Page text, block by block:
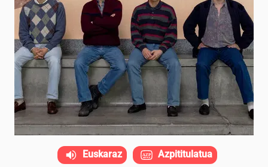
Euskaraz Azpititulatua